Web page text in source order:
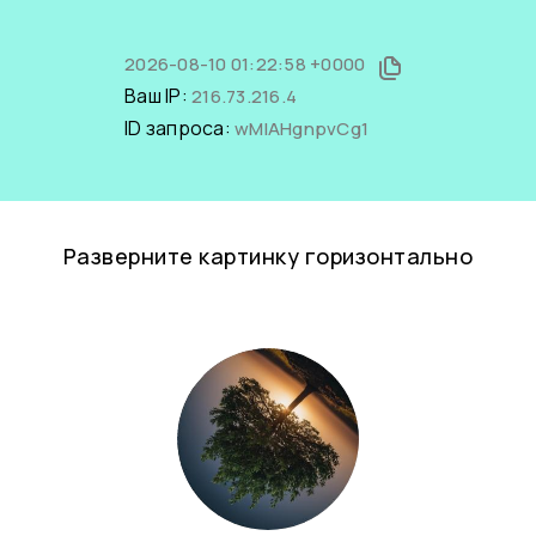
2026-08-10 01:22:58 +0000
Ваш IP: 216.73.216.4
ID запроса: wMIAHgnpvCg1
Разверните картинку горизонтально